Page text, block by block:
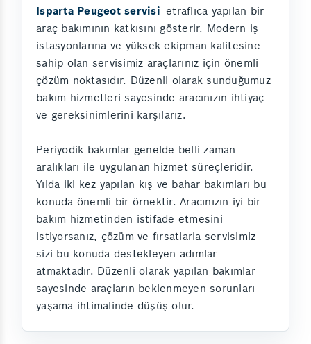
Isparta Peugeot servisi etraflıca yapılan bir
araç bakımının katkısını gösterir. Modern iş
istasyonlarına ve yüksek ekipman kalitesine
sahip olan servisimiz araçlarınız için önemli
çözüm noktasıdır. Düzenli olarak sunduğumuz
bakım hizmetleri sayesinde aracınızın ihtiyaç
ve gereksinimlerini karşılarız.
Periyodik bakımlar genelde belli zaman
aralıkları ile uygulanan hizmet süreçleridir.
Yılda iki kez yapılan kış ve bahar bakımları bu
konuda önemli bir örnektir. Aracınızın iyi bir
bakım hizmetinden istifade etmesini
istiyorsanız, çözüm ve fırsatlarla servisimiz
sizi bu konuda destekleyen adımlar
atmaktadır. Düzenli olarak yapılan bakımlar
sayesinde araçların beklenmeyen sorunları
yaşama ihtimalinde düşüş olur.